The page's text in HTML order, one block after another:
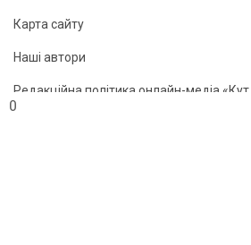
0
Карта сайту
Наші автори
Редакційна політика онлайн-медіа